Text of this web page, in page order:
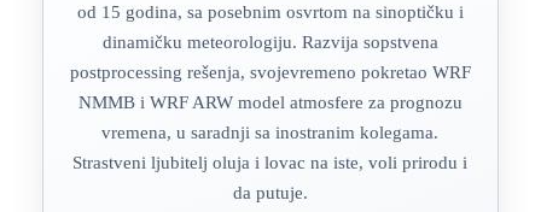
od 15 godina, sa posebnim osvrtom na sinoptičku i
dinamičku meteorologiju. Razvija sopstvena
postprocessing rešenja, svojevremeno pokretao WRF
NMMB i WRF ARW model atmosfere za prognozu
vremena, u saradnji sa inostranim kolegama.
Strastveni ljubitelj oluja i lovac na iste, voli prirodu i
da putuje.